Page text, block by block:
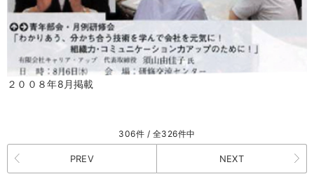
２００８年8月掲載
306件 / 全326件中
PREV NEXT